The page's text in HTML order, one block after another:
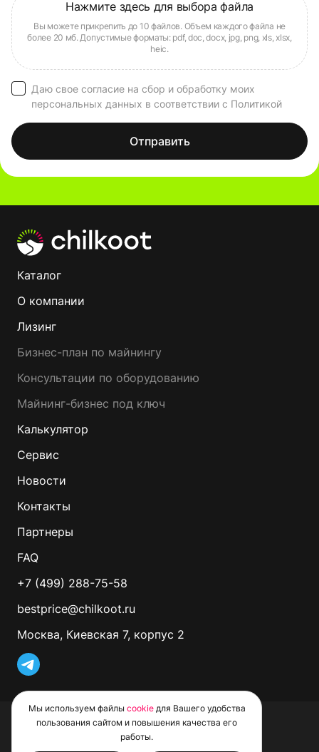
Даю свое согласие на сбор и обработку моих
персональных данных в соответствии с Политикой
Отправить
Каталог
О компании
Лизинг
Бизнес-план по майнингу
Консультации по оборудованию
Майнинг-бизнес под ключ
Калькулятор
Сервис
Новости
Контакты
Партнеры
FAQ
+7 (499) 288-75-58
bestprice@chilkoot.ru
Москва, Киевская 7, корпус 2
© 2026 CHILKOOT. Все права защищены
Политика обработки файлов Cookie
Пользовательское соглашение
Мы используем файлы cookieдля Вашего удобства
пользования сайтом и повышения качества его
работы.